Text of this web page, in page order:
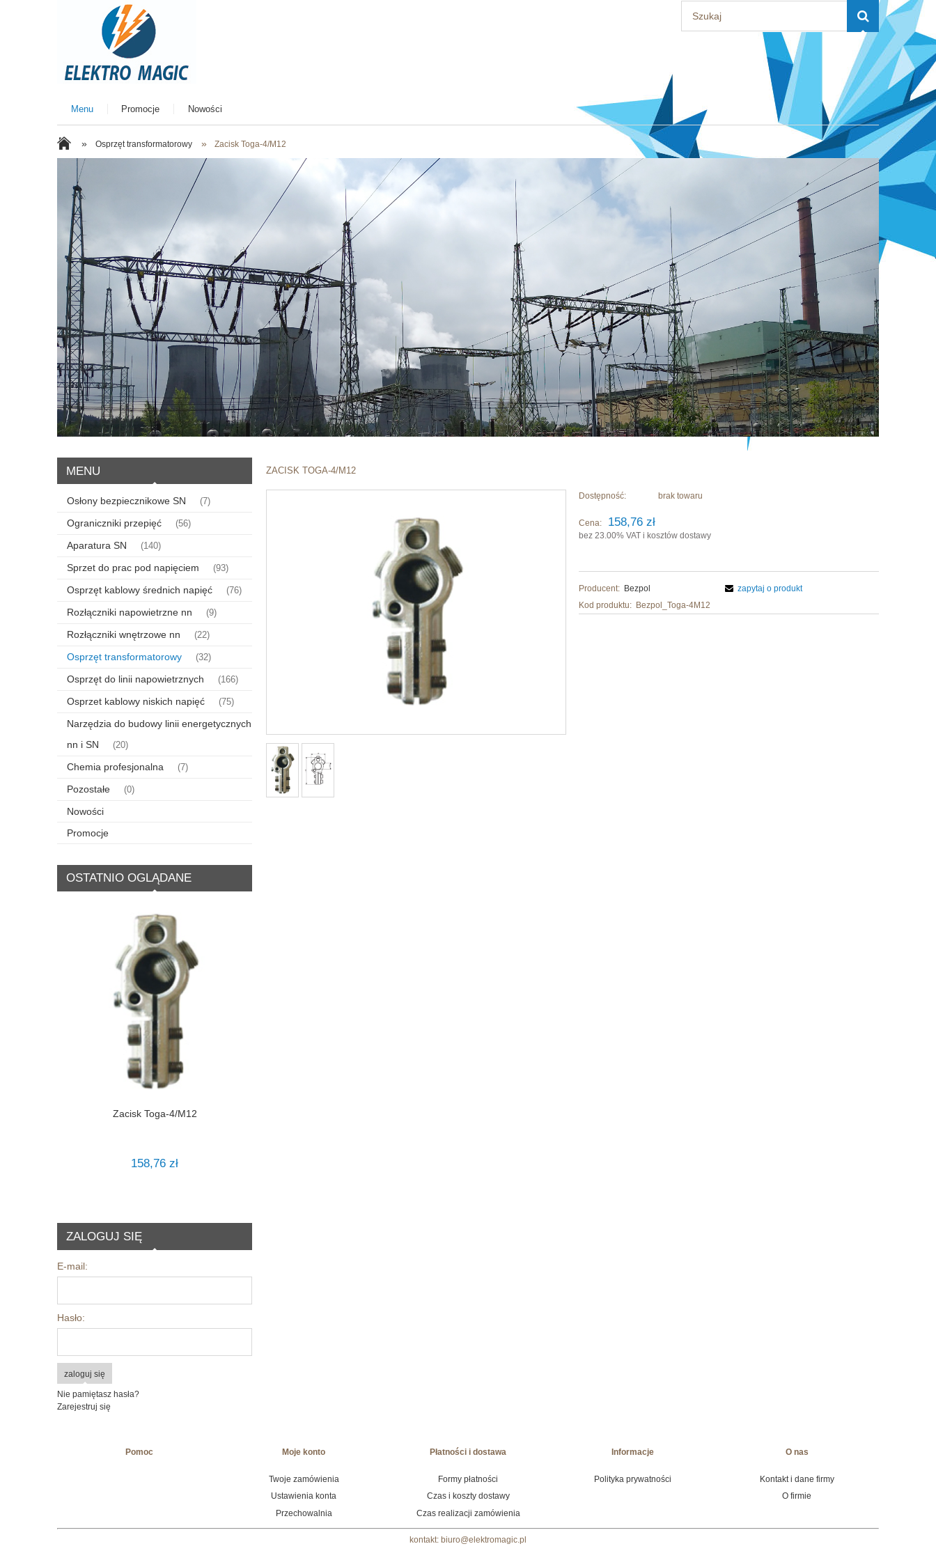
Menu Promocje Nowości
» Osprzęt transformatorowy » Zacisk Toga-4/M12
MENU
Osłony bezpiecznikowe SN (7)
Ograniczniki przepięć (56)
Aparatura SN (140)
Sprzet do prac pod napięciem (93)
Osprzęt kablowy średnich napięć (76)
Rozłączniki napowietrzne nn (9)
Rozłączniki wnętrzowe nn (22)
Osprzęt transformatorowy (32)
Osprzęt do linii napowietrznych (166)
Osprzet kablowy niskich napięć (75)
Narzędzia do budowy linii energetycznych
nn i SN
(20)
Chemia profesjonalna (7)
Pozostałe (0)
Nowości
Promocje
OSTATNIO OGLĄDANE
Zacisk Toga-4/M12
158,76 zł
ZALOGUJ SIĘ
E-mail:
Hasło:
zaloguj się
Nie pamiętasz hasła?
Zarejestruj się
ZACISK TOGA-4/M12
Dostępność: brak towaru
Cena: 158,76 zł
bez 23.00% VAT i kosztów dostawy
Producent: Bezpol
Kod produktu: Bezpol_Toga-4M12
zapytaj o produkt
Pomoc Moje konto
Twoje zamówienia
Ustawienia konta
Przechowalnia
Płatności i dostawa
Formy płatności
Czas i koszty dostawy
Czas realizacji zamówienia
Informacje
Polityka prywatności
O nas
Kontakt i dane firmy
O firmie
kontakt: biuro@elektromagic.pl